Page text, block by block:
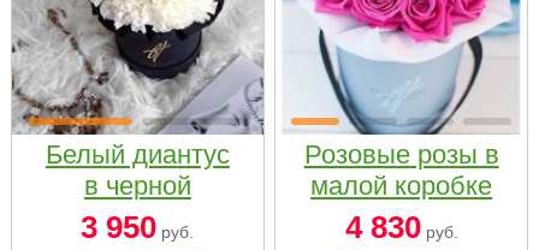
Белый диантус
в черной
коробке Small
3 950 руб.
Розовые розы в
малой коробке
4 830руб.